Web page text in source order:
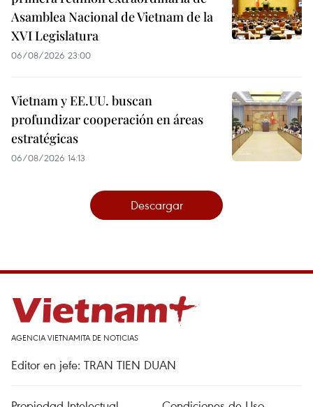
Asamblea Nacional de Vietnam de la
XVI Legislatura
06/08/2026 23:00
Vietnam y EE.UU. buscan
profundizar cooperación en áreas
estratégicas
06/08/2026 14:13
Descargar
AGENCIA VIETNAMITA DE NOTICIAS
Editor en jefe: TRAN TIEN DUAN